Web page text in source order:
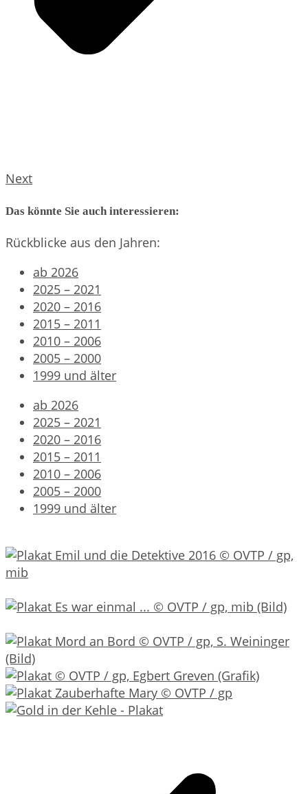
Next
Das könnte Sie auch interessieren:
Rückblicke aus den Jahren:
ab 2026
2025 – 2021
2020 – 2016
2015 – 2011
2010 – 2006
2005 – 2000
1999 und älter
ab 2026
2025 – 2021
2020 – 2016
2015 – 2011
2010 – 2006
2005 – 2000
1999 und älter